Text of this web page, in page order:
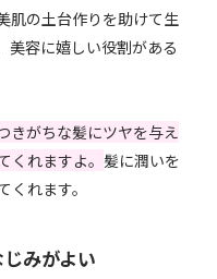
肌の土台作りを助けて生
美容に嬉しい役割がある
きがちな髪にツヤを与え
れますよ。 髪に潤いを
れます。
みがよい